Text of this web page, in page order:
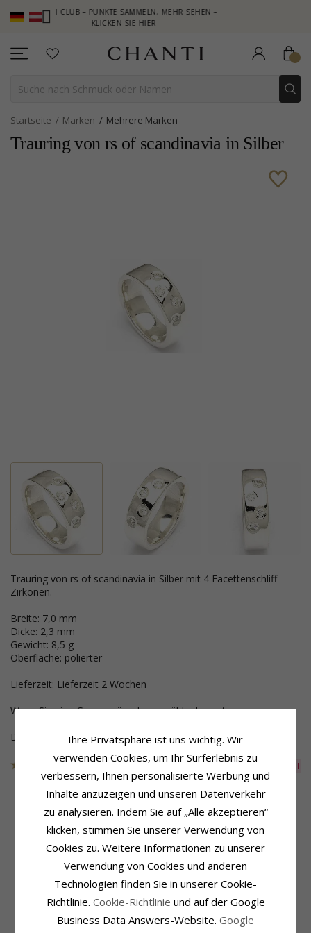
CLUB – PUNKTE SAMMELN, MEHR SEHEN –
KLICKEN SIE HIER
Startseite Marken Mehrere Marken
Trauring von rs of scandinavia in Silber
Trauring von rs of scandinavia in Silber mit 4 Facettenschliff
Zirkonen.
Breite: 7,0 mm
Dicke: 2,3 mm
Gewicht: 8,5 g
Oberfläche: polierter
Lieferzeit: Lieferzeit 2 Wochen
Wenn Sie eine Gravur wünschen - wähle das unten aus.
Dieser Schmuck wurde aus der Sammlung genommen
Artikelnummer 108201409Z4 AUS DER
Produktinformation
Trauring Von Rs Of Scandinavia
Silber
Oberfläche:Polierter
Schmuckstein
Schliff:Facettenschliff
Schmuckstein: Zirkon
Ringschiene
Breite:7,0 mm
Dicke: 2,3 mm
Ihre Privatsphäre ist uns wichtig. Wir
verwenden Cookies, um Ihr Surferlebnis zu
verbessern, Ihnen personalisierte Werbung und
Inhalte anzuzeigen und unseren Datenverkehr
zu analysieren. Indem Sie auf „Alle akzeptieren“
klicken, stimmen Sie unserer Verwendung von
Cookies zu. Weitere Informationen zu unserer
Verwendung von Cookies und anderen
Technologien finden Sie in unserer Cookie-
Richtlinie. Cookie-Richtlinie und auf der Google
Business Data Answers-Website. Google